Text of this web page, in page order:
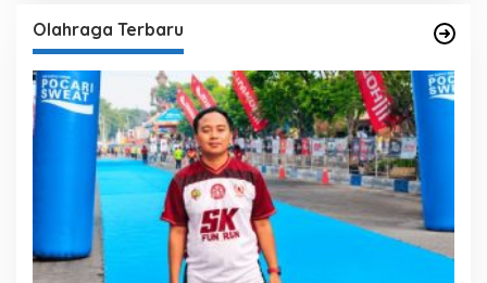
Olahraga Terbaru